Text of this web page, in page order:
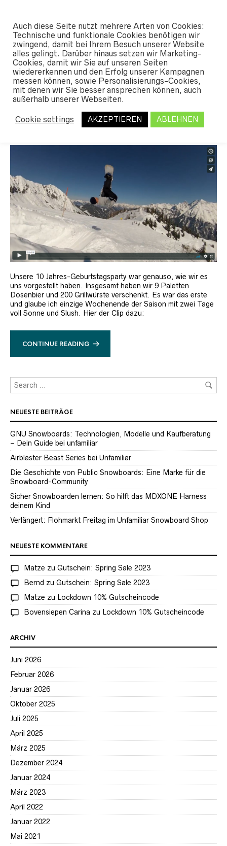
MONTHLY ARCHIVES:APRIL 2018
Shred Together Clip
Unsere 10 Jahres-Geburtstagsparty war genauso, wie wir es
uns vorgestellt haben. Insgesamt haben wir 9 Paletten
Dosenbier und 200 Grillwürste verschenkt. Es war das erste
und glaube ich einzige Wochenende der Saison mit zwei Tage
voll Sonne und Slush. Hier der Clip dazu:
CONTINUE READING
NEUESTE BEITRÄGE
GNU Snowboards: Technologien, Modelle und Kaufberatung
– Dein Guide bei unfamiliar
Airblaster Beast Series bei Unfamiliar
Die Geschichte von Public Snowboards: Eine Marke für die
Snowboard-Community
Sicher Snowboarden lernen: So hilft das MDXONE Harness
deinem Kind
Verlängert: Flohmarkt Freitag im Unfamiliar Snowboard Shop
NEUESTE KOMMENTARE
Matze zu Gutschein: Spring Sale 2023
Bernd zu Gutschein: Spring Sale 2023
Matze zu Lockdown 10% Gutscheincode
Bovensiepen Carina zu Lockdown 10% Gutscheincode
ARCHIV
Juni 2026
Februar 2026
Januar 2026
Oktober 2025
Juli 2025
April 2025
März 2025
Dezember 2024
Januar 2024
März 2023
April 2022
Januar 2022
Mai 2021
Auch diese Seite nutzt mehrere Arten von Cookies:
Technische und funktionale Cookies benötigen wir
zwingend, damit bei Ihrem Besuch unserer Website
alles gelingt. Darüber hinaus setzen wir Marketing-
Cookies, damit wir Sie auf unseren Seiten
wiedererkennen und den Erfolg unserer Kampagnen
messen können, sowie Personalisierungs-Cookies,
mit denen wir Sie besser ansprechen können, auch
außerhalb unserer Webseiten.
Cookie settings AKZEPTIEREN ABLEHNEN